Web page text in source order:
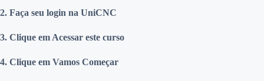
2. Faça seu login na UniCNC
3. Clique em Acessar este curso
4. Clique em Vamos Começar